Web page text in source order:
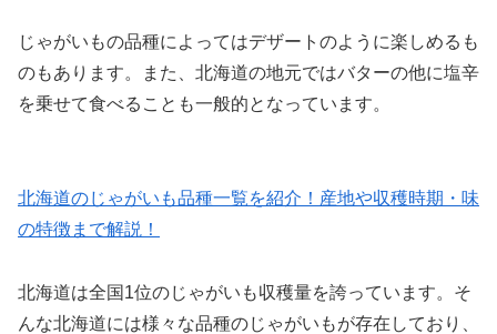
じゃがいもの品種によってはデザートのように楽しめるも
のもあります。また、北海道の地元ではバターの他に塩辛
を乗せて食べることも一般的となっています。
北海道のじゃがいも品種一覧を紹介！産地や収穫時期・味
の特徴まで解説！
北海道は全国1位のじゃがいも収穫量を誇っています。そ
んな北海道には様々な品種のじゃがいもが存在しており、